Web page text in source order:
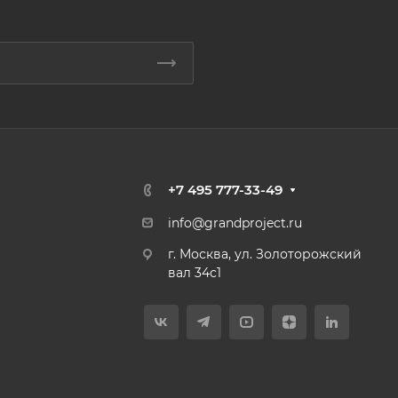
+7 495 777-33-49
info@grandproject.ru
г. Москва, ул. Золоторожский
вал 34с1